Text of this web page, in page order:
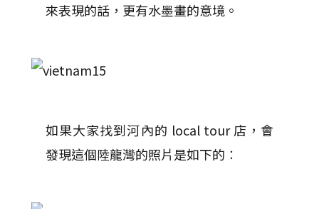
來表現的話，更有水墨畫的意境。
如果大家找到河內的 local tour 店，會
發現這個陸龍灣的照片是如下的︰